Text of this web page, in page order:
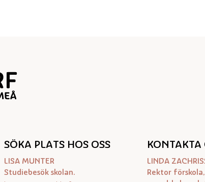
SÖKA PLATS HOS OSS
LISA MUNTER
Studiebesök skolan.
KONTAKTA
LINDA
Rektor